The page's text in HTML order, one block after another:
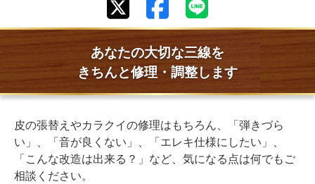
あなたの大切な三線を
きちんと修理・調整します
皮の張替えやカラクイの修理はもちろん、「弾きづら
い」、「音が良くない」、「エレキ仕様にしたい」、
「こんな改造は出来る？」など、気になる点は何でもご
相談ください。